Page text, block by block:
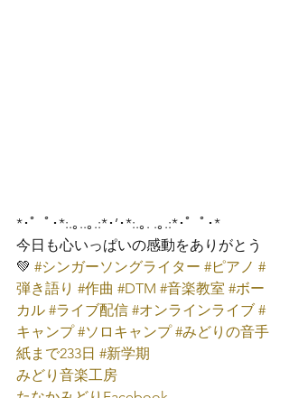
*･゜ﾟ･*:.｡..｡.:*･’･*:.｡. .｡.:*･゜ﾟ･*
今日も心いっぱいの感動をありがとう
💚 #シンガーソングライター #ピアノ #
弾き語り #作曲 #DTM #音楽教室 #ボー
カル #ライブ配信 #オンラインライブ #
キャンプ #ソロキャンプ #みどりの音手
紙まで233日 #新学期
みどり音楽工房